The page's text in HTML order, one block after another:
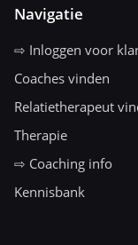
Navigatie
⇨ Inloggen voor
Coaches vinden
Relatietherapeut
Therapie
⇨ Coaching info
Kennisbank